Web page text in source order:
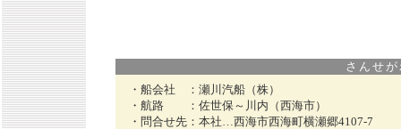
さんせ
・船会社 ： 瀬川汽船（株）
・航路 ： 佐世保～川内（西海市）
・問合せ先： 本社…西海市西海町横瀬郷4107-7